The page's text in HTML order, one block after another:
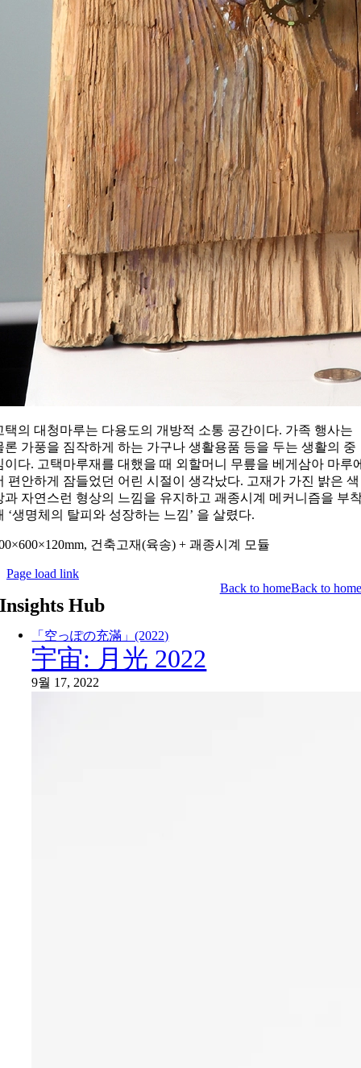
택의 대청마루는 다용도의 개방적 소통 공간이다. 가족 행사는
론 가풍을 짐작하게 하는 가구나 생활용품 등을 두는 생활의 중
이다. 고택마루재를 대했을 때 외할머니 무릎을 베게삼아 마루
편안하게 잠들었던 어린 시절이 생각났다. 고재가 가진 밝은 색
과 자연스런 형상의 느낌을 유지하고 괘종시계 메커니즘을 부
‘생명체의 탈피와 성장하는 느낌’ 을 살렸다.
건축고재(육송) +괘종시계 모듈
Page load link
Back to homeBack to home
Insights Hub
「空っぽの充滿」(2022)
宇宙: 月光 2022
9월 17, 2022